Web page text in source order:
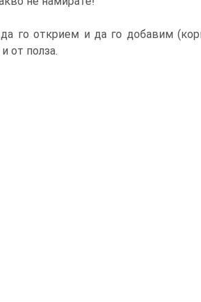
го открием и да го добавим
от полза.